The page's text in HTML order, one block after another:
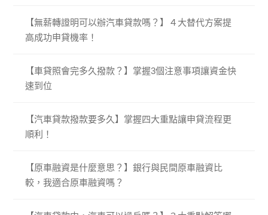
【無薪轉證明可以辦汽車貸款嗎？】４大替代方案提
高成功申貸機率！
【車貸照會完多久撥款？】掌握3個注意事項讓資金快
速到位
【汽車貸款撥款要多久】掌握四大重點讓申貸流程更
順利！
【原車融資是什麼意思？】銀行與民間原車融資比
較，我適合原車融資嗎？